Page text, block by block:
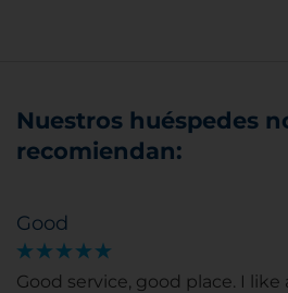
Nuestros huéspedes
recomiendan:
Good
Good service, good place. I